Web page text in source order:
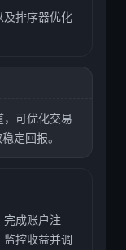
及排序器优化
可优化交易
定回报。
成账户注
控收益并调